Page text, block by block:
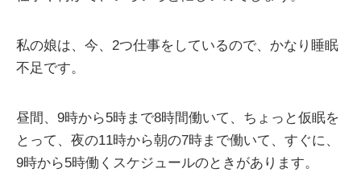
私の娘は、今、2つ仕事をしているので、かなり睡眠
不足です。
昼間、9時から5時まで8時間働いて、ちょっと仮眠を
とって、夜の11時から朝の7時まで働いて、すぐに、
9時から5時働くスケジュールのときがあります。